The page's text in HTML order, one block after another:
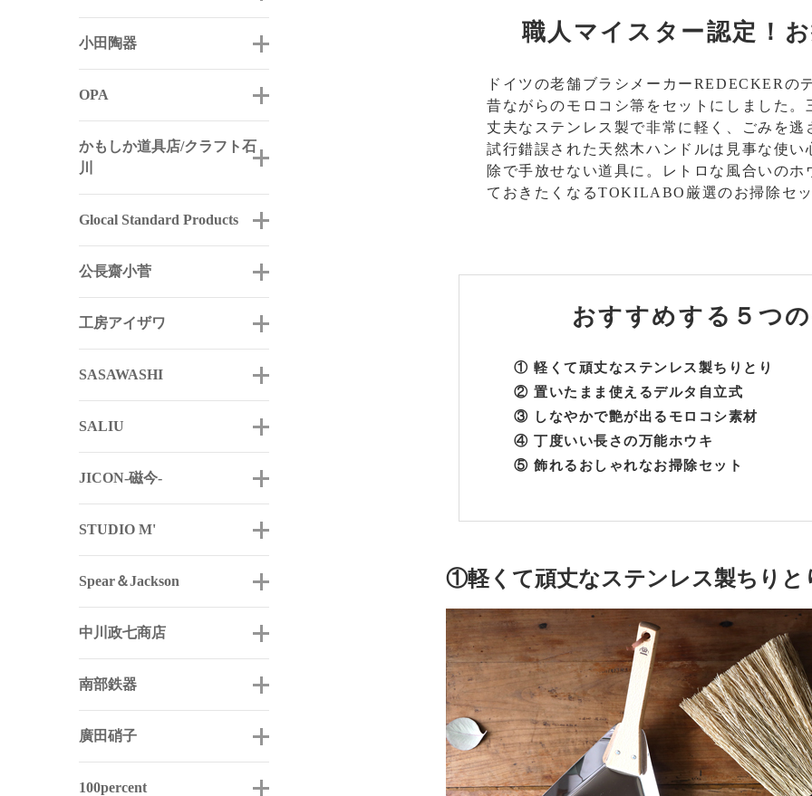
小田陶器
OPA
かもしか道具店/クラフト石
川
Glocal Standard Products
公長齋小菅
工房アイザワ
SASAWASHI
SALIU
JICON-磁今-
STUDIO M'
Spear＆Jackson
中川政七商店
南部鉄器
廣田硝子
100percent
職人マイスター認定！
ドイツの老舗ブラシメーカーREDECKERの
昔ながらのモロコシ箒をセットにしました。
丈夫なステンレス製で非常に軽く、ごみを逃
試行錯誤された天然木ハンドルは見事な使い
除で手放せない道具に。レトロな風合いのホ
ておきたくなるTOKILABO厳選のお掃除セ
おすすめする ５つ
① 軽くて頑丈なステンレス製ちりとり
② 置いたまま使えるデルタ自立式
③ しなやかで艶が出るモロコシ素材
④ 丁度いい長さの万能ホウキ
⑤ 飾れるおしゃれなお掃除セット
①軽くて頑丈なステンレス製ちりと